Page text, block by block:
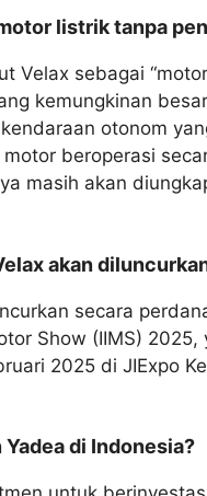
listrik tanpa
Velax sebagai
kemungkinan
otonom
beroperasi
masih akan
akan
secara
Show (IIMS) 2025,
2025 di JIExpo
di Indonesia?